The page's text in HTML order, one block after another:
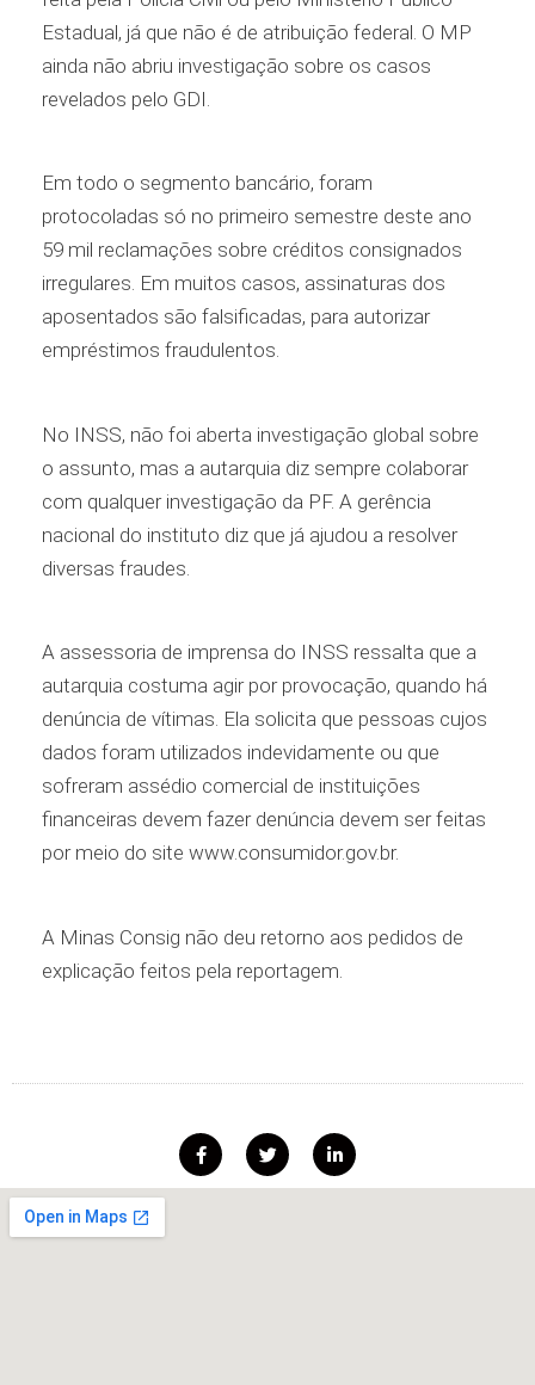
Estadual, já que não é de atribuição federal. O MP
ainda não abriu investigação sobre os casos
revelados pelo GDI.
Em todo o segmento bancário, foram
protocoladas só no primeiro semestre deste ano
59 mil reclamações sobre créditos consignados
irregulares. Em muitos casos, assinaturas dos
aposentados são falsificadas, para autorizar
empréstimos fraudulentos.
No INSS, não foi aberta investigação global sobre
o assunto, mas a autarquia diz sempre colaborar
com qualquer investigação da PF. A gerência
nacional do instituto diz que já ajudou a resolver
diversas fraudes.
A assessoria de imprensa do INSS ressalta que a
autarquia costuma agir por provocação, quando há
denúncia de vítimas. Ela solicita que pessoas cujos
dados foram utilizados indevidamente ou que
sofreram assédio comercial de instituições
financeiras devem fazer denúncia devem ser feitas
por meio do site www.consumidor.gov.br.
A Minas Consig não deu retorno aos pedidos de
explicação feitos pela reportagem.